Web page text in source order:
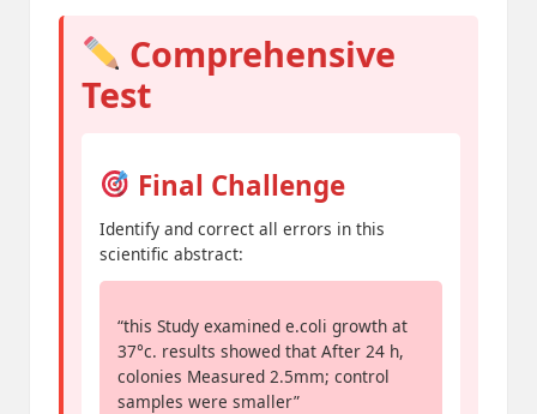
Comprehensive
Test
Final Challenge
Identify and correct all errors in this
scientific abstract:
“this Study examined e.coli growth at
37°c. results showed that After 24 h,
colonies Measured 2.5mm; control
samples were smaller”